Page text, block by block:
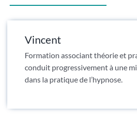
Vincent
Formation associant théorie et
conduit progressivement à une
dans la pratique de l’hypnose.